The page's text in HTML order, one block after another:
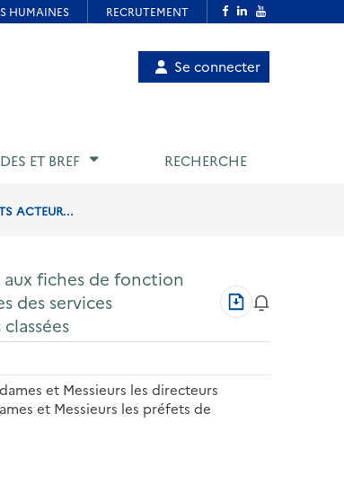
Menu
utilisateur
Se connecter
ET BREF RECHERCHE
ACTEUR...
aux fiches de fonction
des services
Télécharger
au
et Messieurs les directeurs
et Messieurs les préfets de